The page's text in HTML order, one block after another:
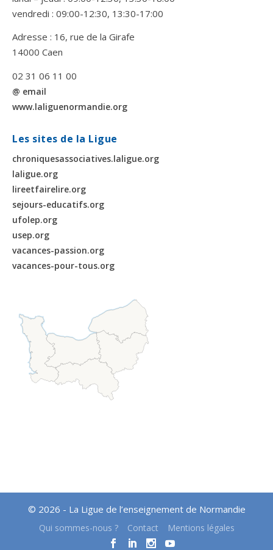
vendredi : 09:00-12:30, 13:30-17:00
Adresse : 16, rue de la Girafe
14000 Caen
02 31 06 11 00
@ email
www.laliguenormandie.org
Les sites de la Ligue
chroniquesassociatives.laligue.org
laligue.org
lireetfairelire.org
sejours-educatifs.org
ufolep.org
usep.org
vacances-passion.org
vacances-pour-tous.org
© 2026 - La Ligue de l’enseignement de Normandie
Qui sommes-nous ? Contact Mentions légales